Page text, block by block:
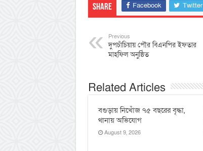
Share Facebook Twitter
Previous
দুপচাঁচিয়ায় পৌর বিএনপির ইফতার
মাহফিল অনুষ্ঠিত
Related Articles
বগুড়ায় নিখোঁজ ৭৫ বছরের বৃদ্ধা,
থানায় অভিযোগ
August 9, 2026